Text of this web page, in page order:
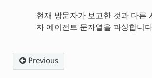
현재 방문자가 보고한 것과 다른
자 에이전트 문자열을 파싱합니
Previous